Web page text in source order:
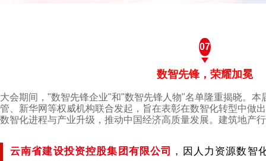
07
数智先锋，荣耀加冕
大会期间，"数智先锋企业"和"数智先锋人物"名单隆重揭晓。本
管、新华网等权威机构联合发起，旨在表彰在数智化转型中做
数智化进程与产业升级，推动中国经济高质量发展。建筑地产
云南省建设投资控股集团有限公司 ， 因人力资源数智